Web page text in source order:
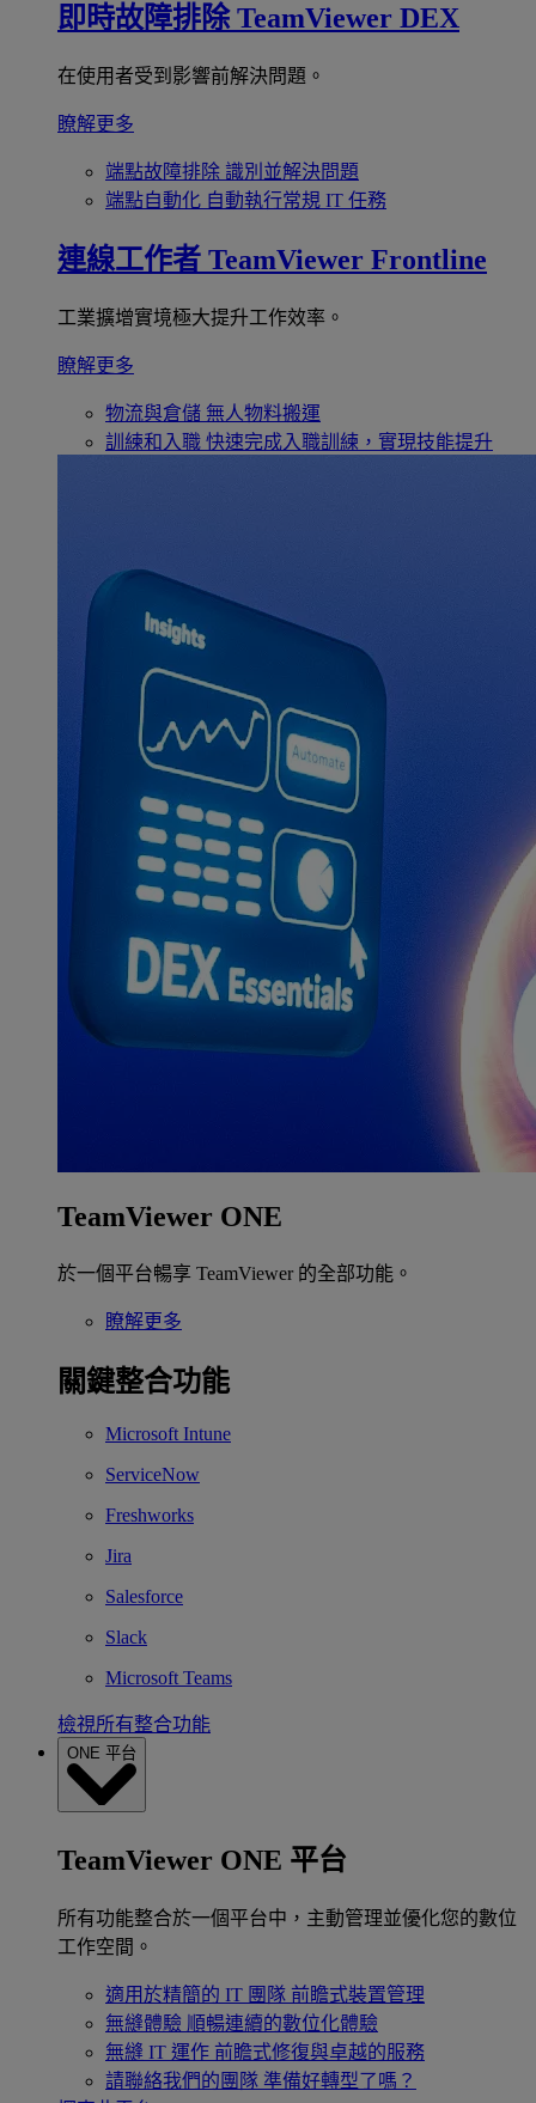
即時故障排除 TeamViewer DEX
在使用者受到影響前解決問題。
瞭解更多
端點故障排除 識別並解決問題
端點自動化 自動執行常規 IT 任務
連線工作者 TeamViewer Frontline
工業擴增實境極大提升工作效率。
瞭解更多
物流與倉儲 無人物料搬運
訓練和入職 快速完成入職訓練，實現技能提升
TeamViewer ONE
於一個平台暢享 TeamViewer 的全部功能。
瞭解更多
關鍵整合功能
Microsoft Intune
ServiceNow
Freshworks
Jira
Salesforce
Slack
Microsoft Teams
檢視所有整合功能
ONE 平台
TeamViewer ONE 平台
所有功能整合於一個平台中，主動管理並優化您的數位
工作空間。
適用於精簡的 IT 團隊 前瞻式裝置管理
無縫體驗 順暢連續的數位化體驗
無縫 IT 運作 前瞻式修復與卓越的服務
請聯絡我們的團隊 準備好轉型了嗎？